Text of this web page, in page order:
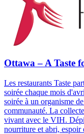
Ottawa – A Taste
Les restaurants Taste
soirée chaque mois
soirée à un organisme
communauté. La
vivant avec le VIH.
nourriture et abri, espoir